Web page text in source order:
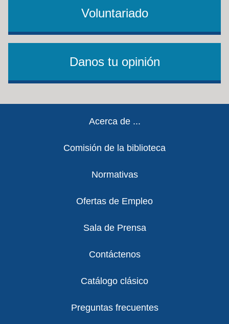
Voluntariado
Danos tu opinión
Acerca de ...
Comisión de la biblioteca
Normativas
Ofertas de Empleo
Sala de Prensa
Contáctenos
Catálogo clásico
Preguntas frecuentes